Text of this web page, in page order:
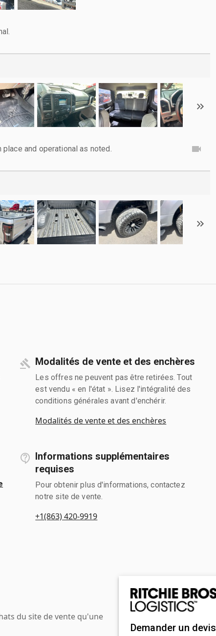
and operational as noted.
Modalités de vente et des enchères
Les offres ne peuvent pas être retirées. Tout
est vendu « en l'état ». Lisez l'intégralité des
conditions générales avant d'enchérir.
Modalités de vente et des enchères
Informations supplémentaires
requises
Pour obtenir plus d'informations, contactez
notre site de vente.
+1(863) 420-9919
du site de vente qu'une
Demander un devis